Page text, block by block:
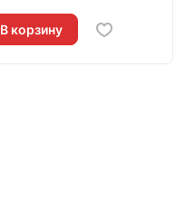
В корзину